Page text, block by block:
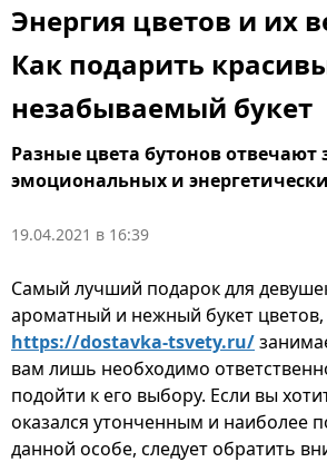
Энергия цветов и их
Как подарить
незабываемый букет
Разные цвета бутонов отвечают
эмоциональных и
19.04.2021 в 16:39
Самый лучший подарок для
ароматный и нежный букет
https://dostavka-tsvety.ru/
вам лишь необходимо
подойти к его выбору. Если вы
оказался утонченным и наиболее
данной особе, следует обратить